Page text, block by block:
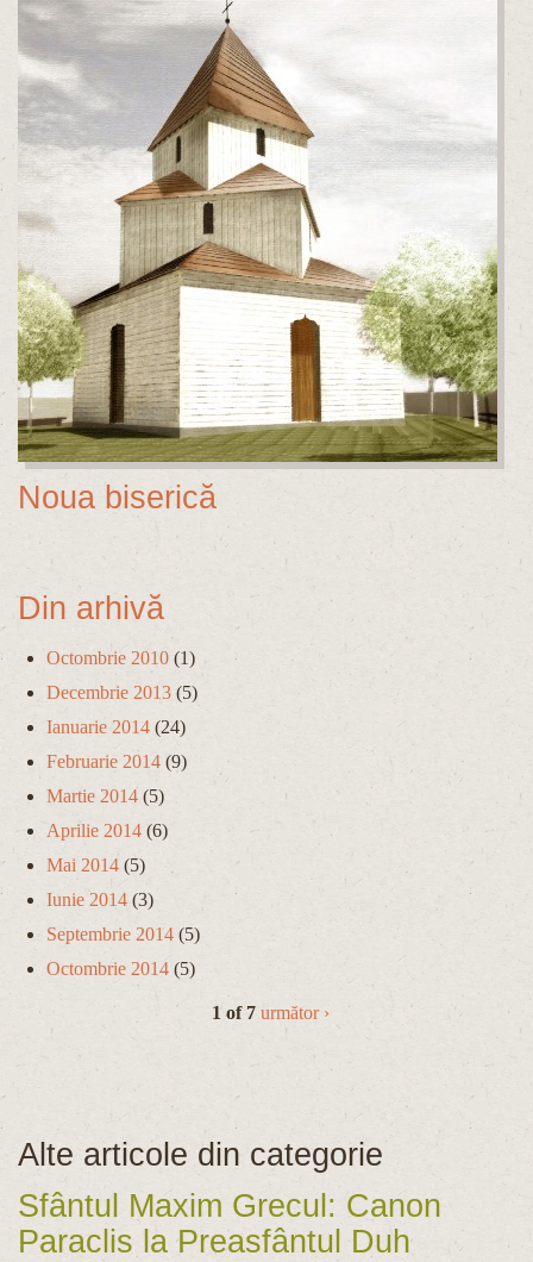
Noua biserică
Din arhivă
Octombrie 2010 (1)
Decembrie 2013 (5)
Ianuarie 2014 (24)
Februarie 2014 (9)
Martie 2014 (5)
Aprilie 2014 (6)
Mai 2014 (5)
Iunie 2014 (3)
Septembrie 2014 (5)
Octombrie 2014 (5)
1 of 7 următor ›
Alte articole din categorie
Sfântul Maxim Grecul: Canon
Paraclis la Preasfântul Duh